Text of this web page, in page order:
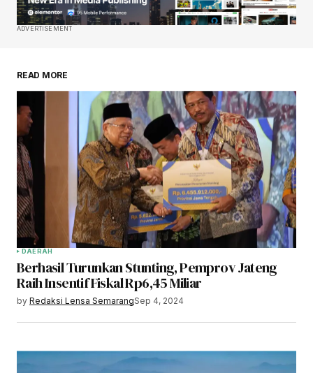
ADVERTISEMENT
READ MORE
DAERAH
Berhasil Turunkan Stunting, Pemprov Jateng
Raih Insentif Fiskal Rp6,45 Miliar
by Redaksi Lensa SemarangSep 4, 2024